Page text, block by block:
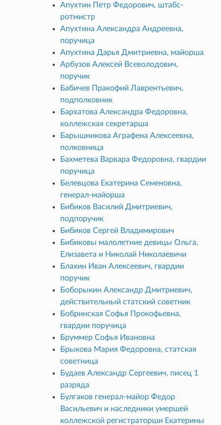
Апухтин Петр Федорович, штабс-
ротмистр
Апухтина Александра Андреевна,
поручица
Апухтина Дарья Дмитриевна, майорша
Арбузов Алексей Всеволодович,
поручик
Бабичев Пракофий Лаврентьевич,
подполковник
Бархатова Александра Федоровна,
коллежская секретарша
Барышникова Аграфена Алексеевна,
полковница
Бахметева Варвара Федоровна, гвардии
поручица
Белевцова Екатерина Семеновна,
генерал-майорша
Бибиков Василий Дмитриевич,
подпоручик
Бибиков Сергей Владимирович
Бибиковы малолетние девицы Ольга,
Елизавета и Николай Николаевичи
Блахин Иван Алексеевич, гвардии
поручик
Боборыкин Александр Дмитриевич,
действительный статский советник
Бобринская Софья Прокофьевна,
гвардии поручица
Бруммер Софья Ивановна
Брыкова Мария Федоровна, статская
советница
Будаев Александр Сергеевич, писец 1
разряда
Булгаков генерал-майор Федор
Васильевич и наследники умершей
коллежской регистраторши Екатерины